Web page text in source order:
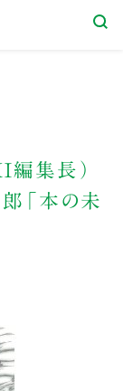
集長）
郎「本の未